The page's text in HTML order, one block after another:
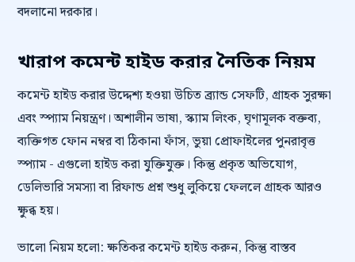
বদলানো দরকার।
খারাপ কমেন্ট হাইড করার নৈতিক নিয়ম
কমেন্ট হাইড করার উদ্দেশ্য হওয়া উচিত ব্র্যান্ড সেফটি, গ্রাহক সুরক্ষা
এবং স্প্যাম নিয়ন্ত্রণ। অশালীন ভাষা, স্ক্যাম লিংক, ঘৃণামূলক বক্তব্য,
ব্যক্তিগত ফোন নম্বর বা ঠিকানা ফাঁস, ভুয়া প্রোফাইলের পুনরাবৃত্ত
স্প্যাম - এগুলো হাইড করা যুক্তিযুক্ত। কিন্তু প্রকৃত অভিযোগ,
ডেলিভারি সমস্যা বা রিফান্ড প্রশ্ন শুধু লুকিয়ে ফেললে গ্রাহক আরও
ক্ষুব্ধ হয়।
ভালো নিয়ম হলো: ক্ষতিকর কমেন্ট হাইড করুন, কিন্তু বাস্তব